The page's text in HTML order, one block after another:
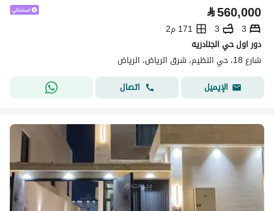
⃁560,000
3
3
171 م2
دور اول حي الجنادريه
شارع 18، حي النظيم، شرق الرياض، الرياض
الإيميل
اتصال